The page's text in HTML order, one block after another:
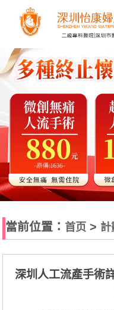
當前位置： 首页 > 計
深圳人工流產手術